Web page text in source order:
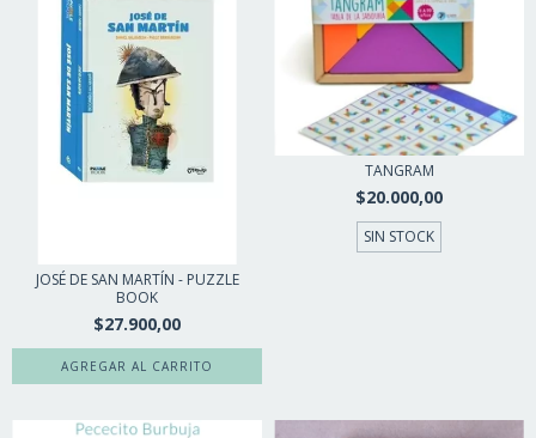
JOSÉ DE SAN MARTÍN - PUZZLE
BOOK
$27.900,00
TANGRAM
$20.000,00
SIN STOCK